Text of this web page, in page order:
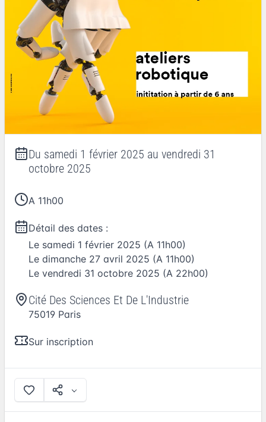
Du samedi 1 février 2025 au vendredi 31
octobre 2025
A 11h00
Détail des dates :
Le samedi 1 février 2025 (A 11h00)
Le dimanche 27 avril 2025 (A 11h00)
Le vendredi 31 octobre 2025 (A 22h00)
Cité Des Sciences Et De L'Industrie
75019 Paris
Sur inscription